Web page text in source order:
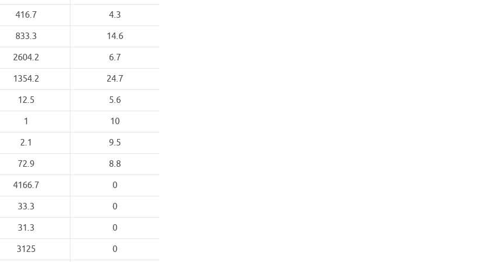
416.7
4.3
833.3
14.6
2604.2
6.7
1354.2
24.7
12.5
5.6
1
10
2.1
9.5
72.9
8.8
4166.7
0
33.3
0
31.3
0
3125
0